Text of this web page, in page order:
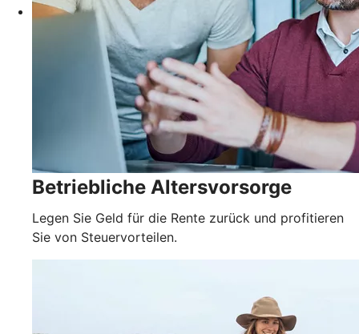
Betriebliche Altersvorsorge
Legen Sie Geld für die Rente zurück und profitieren
Sie von Steuervorteilen.